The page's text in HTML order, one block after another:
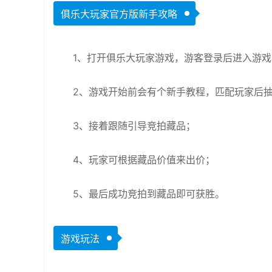
俱乐大玩家官方版新手攻略
1、打开俱乐大玩家游戏，游客登录后进入游戏
2、游戏开始前会有个新手教程，匹配玩家后抽
3、接着跟随引导竞拍藏品；
4、玩家可根据藏品价值来出价；
5、最后成功竞拍到藏品即可获胜。
游戏玩法